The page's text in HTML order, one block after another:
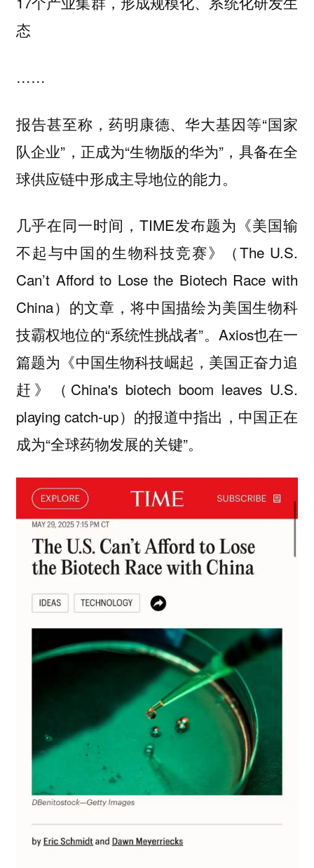
态
……
报告甚至称，药明康德、华大基因等“国家
队企业”，正成为“生物版的华为”，具备在全
球供应链中形成主导地位的能力。
几乎在同一时间，TIME发布题为《美国输
不起与中国的生物科技竞赛》（The U.S.
Can’t Afford to Lose the Biotech Race with
China）的文章，将中国描绘为美国生物科
技霸权地位的“系统性挑战者”。Axios也在一
篇题为《中国生物科技崛起，美国正奋力追
赶》（China's biotech boom leaves U.S.
playing catch-up）的报道中指出，中国正在
成为“全球药物发展的关键”。